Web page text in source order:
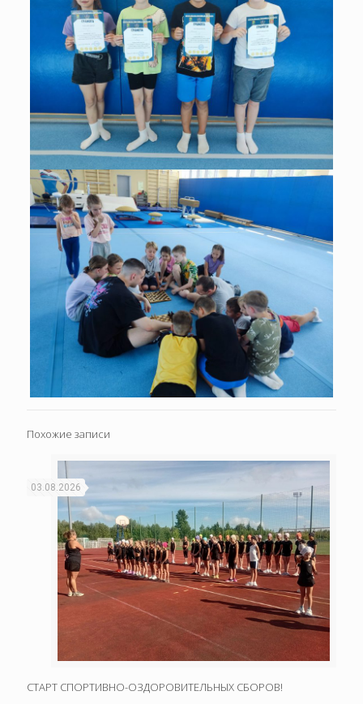
Похожие записи
03.08.2026
СТАРТ СПОРТИВНО-ОЗДОРОВИТЕЛЬНЫХ СБОРОВ!